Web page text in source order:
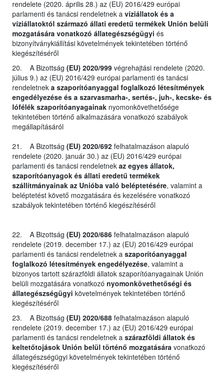
rendelete (2020. április 28.) az (EU) 2016/429 európai
parlamenti és tanácsi rendeletnek a víziállatok és a
víziállatoktól származó állati eredetű termékek Unión belüli
mozgatására vonatkozó állategészségügyi és
bizonyítványkiállítási követelmények tekintetében történő
kiegészítéséről
20. A Bizottság (EU) 2020/999 végrehajtási rendelete (2020.
július 9.) az (EU) 2016/429 európai parlamenti és tanácsi
rendeletnek a szaporítóanyaggal foglalkozó létesítmények
engedélyezése és a szarvasmarha-, sertés-, juh-, kecske- és
lófélék szaporítóanyagainak nyomonkövethetősége
tekintetében történő alkalmazására vonatkozó szabályok
megállapításáról
21. A Bizottság (EU) 2020/692 felhatalmazáson alapuló
rendelete (2020. január 30.) az (EU) 2016/429 európai
parlamenti és tanácsi rendeletnek az egyes állatok,
szaporítóanyagok és állati eredetű termékek
szállítmányainak az Unióba való beléptetésére, valamint a
beléptetést követő mozgatására és kezelésére vonatkozó
szabályok tekintetében történő kiegészítéséről
22. A Bizottság (EU) 2020/686 felhatalmazáson alapuló
rendelete (2019. december 17.) az (EU) 2016/429 európai
parlamenti és tanácsi rendeletnek a szaporítóanyaggal
foglalkozó létesítmények engedélyezése, valamint a
bizonyos tartott szárazföldi állatok szaporítóanyagainak Unión
belüli mozgatására vonatkozó nyomonkövethetőségi és
állategészségügyi követelmények tekintetében történő
kiegészítéséről
23. A Bizottság (EU) 2020/688 felhatalmazáson alapuló
rendelete (2019. december 17.) az (EU) 2016/429 európai
parlamenti és tanácsi rendeletnek a szárazföldi állatok és
keltetőtojások Unión belül történő mozgatására vonatkozó
állategészségügyi követelmények tekintetében történő
kiegészítéséről